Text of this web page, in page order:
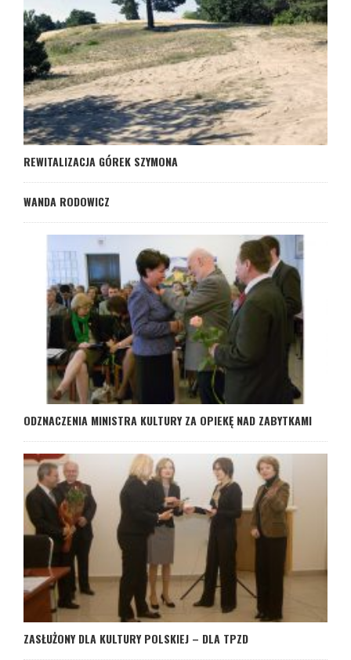
REWITALIZACJA GÓREK SZYMONA
WANDA RODOWICZ
ODZNACZENIA MINISTRA KULTURY ZA OPIEKĘ NAD ZABYTKAMI
ZASŁUŻONY DLA KULTURY POLSKIEJ – DLA TPZD